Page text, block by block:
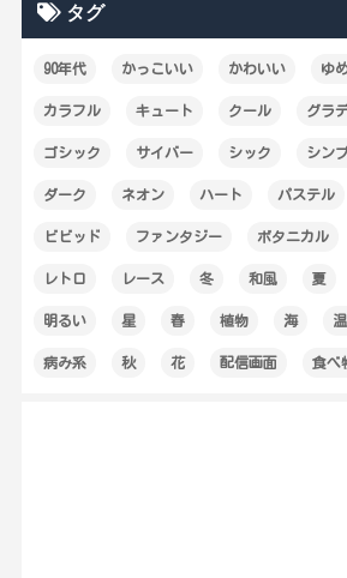
タグ
90年代 かっこいい かわいい ゆ
カラフル キュート クール グラ
ゴシック サイバー シック シン
ダーク ネオン ハート パステル
ビビッド ファンタジー ボタニカル
レトロ レース 冬 和風 夏
明るい 星 春 植物 海
病み系 秋 花 配信画面 食べ